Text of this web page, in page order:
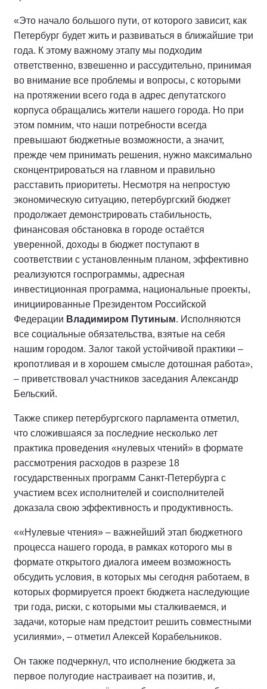
«Это начало большого пути, от которого зависит, как
Петербург будет жить и развиваться в ближайшие три
года. К этому важному этапу мы подходим
ответственно, взвешенно и рассудительно, принимая
во внимание все проблемы и вопросы, с которыми
на протяжении всего года в адрес депутатского
корпуса обращались жители нашего города. Но при
этом помним, что наши потребности всегда
превышают бюджетные возможности, а значит,
прежде чем принимать решения, нужно максимально
сконцентрироваться на главном и правильно
расставить приоритеты. Несмотря на непростую
экономическую ситуацию, петербургский бюджет
продолжает демонстрировать стабильность,
финансовая обстановка в городе остаётся
уверенной, доходы в бюджет поступают в
соответствии с установленным планом, эффективно
реализуются госпрограммы, адресная
инвестиционная программа, национальные проекты,
инициированные Президентом Российской
Федерации Владимиром Путиным. Исполняются
все социальные обязательства, взятые на себя
нашим городом. Залог такой устойчивой практики –
кропотливая и в хорошем смысле дотошная работа»,
– приветствовал участников заседания Александр
Бельский.
Также спикер петербургского парламента отметил,
что сложившаяся за последние несколько лет
практика проведения «нулевых чтений» в формате
рассмотрения расходов в разрезе 18
государственных программ Санкт-Петербурга с
участием всех исполнителей и соисполнителей
доказала свою эффективность и продуктивность.
««Нулевые чтения» – важнейший этап бюджетного
процесса нашего города, в рамках которого мы в
формате открытого диалога имеем возможность
обсудить условия, в которых мы сегодня работаем, в
которых формируется проект бюджета наследующие
три года, риски, с которыми мы сталкиваемся, и
задачи, которые нам предстоит решить совместными
усилиями», – отметил Алексей Корабельников.
Он также подчеркнул, что исполнение бюджета за
первое полугодие настраивает на позитив, и,